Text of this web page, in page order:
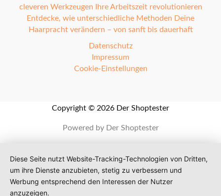
cleveren Werkzeugen Ihre Arbeitszeit revolutionieren
Entdecke, wie unterschiedliche Methoden Deine
Haarpracht verändern – von sanft bis dauerhaft
Datenschutz
Impressum
Cookie-Einstellungen
Copyright © 2026 Der Shoptester
Powered by Der Shoptester
Diese Seite nutzt Website-Tracking-Technologien von Dritten,
um ihre Dienste anzubieten, stetig zu verbessern und
Werbung entsprechend den Interessen der Nutzer
anzuzeigen.